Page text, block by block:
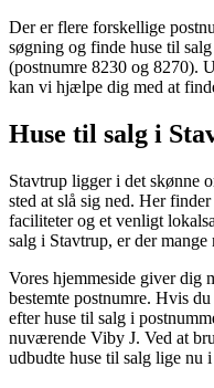
Der er flere forskellige
søgning og finde huse til
(postnumre 8230 og 8270).
kan vi hjælpe dig med at
Huse til salg i
Stavtrup ligger i det skønne
sted at slå sig ned. Her
faciliteter og et venligt
salg i Stavtrup, er der
Vores hjemmeside giver dig
bestemte postnumre. Hvis
efter huse til salg i
nuværende Viby J. Ved at
udbudte huse til salg lige nu